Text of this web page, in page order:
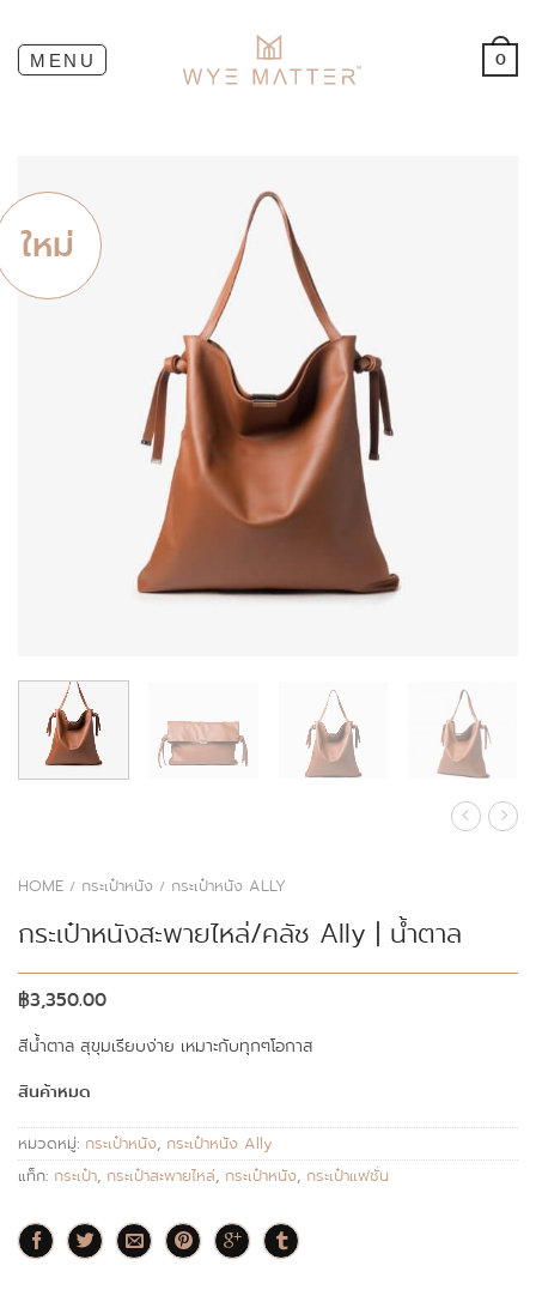
0
ใหม่
HOME / กระเป๋าหนัง / กระเป๋าหนัง ALLY
กระเป๋าหนังสะพายไหล่/คลัช Ally | น้ำตาล
฿3,350.00
สีน้ำตาล สุขุมเรียบง่าย เหมาะกับทุกๆโอกาส
สินค้าหมด
หมวดหมู่: กระเป๋าหนัง, กระเป๋าหนัง Ally
แท็ก: กระเป๋า, กระเป๋าสะพายไหล่, กระเป๋าหนัง, กระเป๋าแฟชั่น